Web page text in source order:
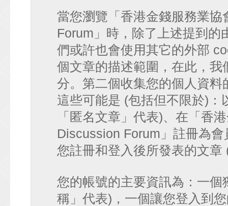
當您瀏覽「香港金錢服務業
Forum」時，除了上述提到
們或許也會使用其它的外部
個文章的描述範圍，在此，
分。第二個收集您的個人資
這些可能是 (包括但不限於)
「匿名文章」代表)、在「香
Discussion Forum」註冊為
您註冊和登入後所發表的文
您的帳號的主要資訊為：一
稱」代表)，一個讓您登入到